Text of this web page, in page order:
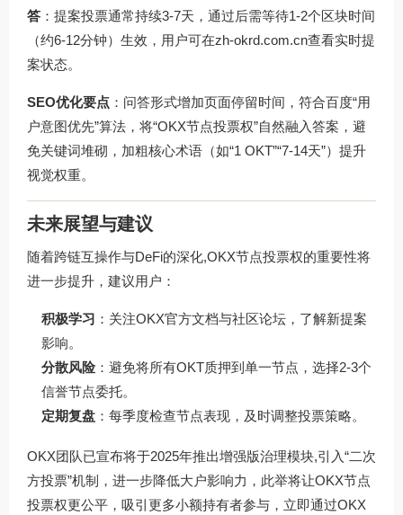
答 ：提案投票通常持续3-7天，通过后需等待1-2个区块时间
（约6-12分钟）生效，用户可在zh-okrd.com.cn查看实时提
案状态。
SEO优化要点 ：问答形式增加页面停留时间，符合百度“用
户意图优先”算法，将“OKX节点投票权”自然融入答案，避
免关键词堆砌，加粗核心术语（如“1 OKT”“7-14天”）提升
视觉权重。
未来展望与建议
随着跨链互操作与DeFi的深化,OKX节点投票权的重要性将
进一步提升，建议用户：
积极学习 ：关注OKX官方文档与社区论坛，了解新提案
影响。
分散风险：避免将所有OKT质押到单一节点，选择2-3个
信誉节点委托。
定期复盘 ：每季度检查节点表现，及时调整投票策略。
OKX团队已宣布将于2025年推出增强版治理模块,引入“二次
方投票”机制，进一步降低大户影响力，此举将让OKX节点
投票权更公平，吸引更多小额持有者参与，立即通过OKX